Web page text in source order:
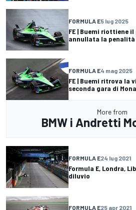
FORMULA E5 lug 2025
FE | Buemi riottiene
annullata la penalità
FORMULA E4 mag 2025
FE | Buemi ritrova la
seconda gara di
More from
BMW i Andretti
FORMULA E24 lug 2021
Formula E, Londra,
diluvio
FORMULA E25 apr 2021